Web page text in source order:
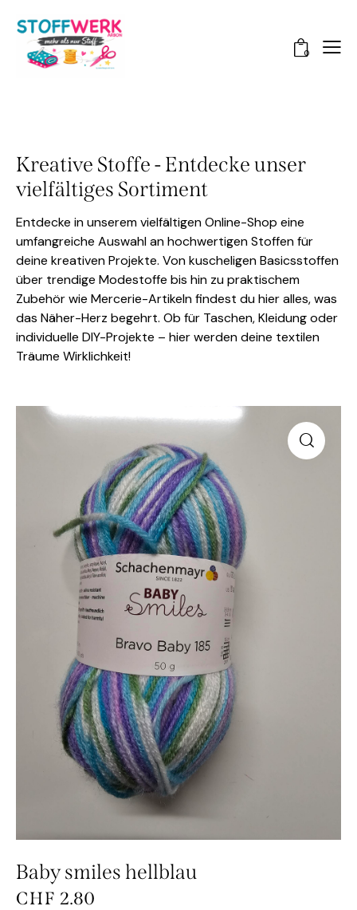
0
Kreative Stoffe - Entdecke unser
vielfältiges Sortiment
Entdecke in unserem vielfältigen Online-Shop eine
umfangreiche Auswahl an hochwertigen Stoffen für
deine kreativen Projekte. Von kuscheligen Basicsstoffen
über trendige Modestoffe bis hin zu praktischem
Zubehör wie Mercerie-Artikeln findest du hier alles, was
das Näher-Herz begehrt. Ob für Taschen, Kleidung oder
individuelle DIY-Projekte – hier werden deine textilen
Träume Wirklichkeit!
Baby smiles hellblau
CHF 2.80